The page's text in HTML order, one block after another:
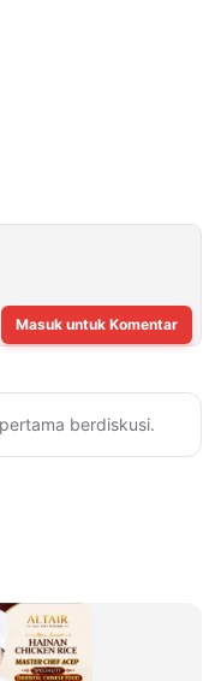
Masuk untuk Komentar
berdiskusi.